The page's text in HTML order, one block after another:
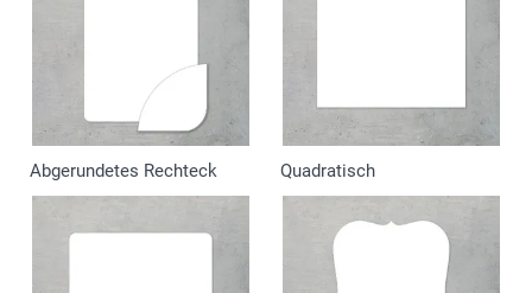
Abgerundetes Rechteck Quadratisch